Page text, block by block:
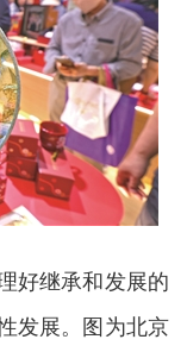
好继承和发展的
发展。图为北京